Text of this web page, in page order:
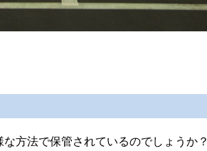
方法で保管されているのでしょうか？